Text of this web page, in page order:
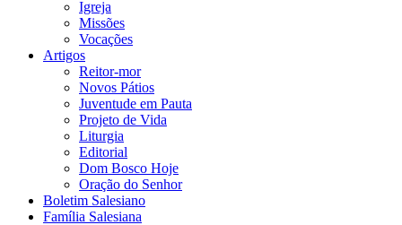
Igreja
Missões
Vocações
Artigos
Reitor-mor
Novos Pátios
Juventude em Pauta
Projeto de Vida
Liturgia
Editorial
Dom Bosco Hoje
Oração do Senhor
Boletim Salesiano
Família Salesiana